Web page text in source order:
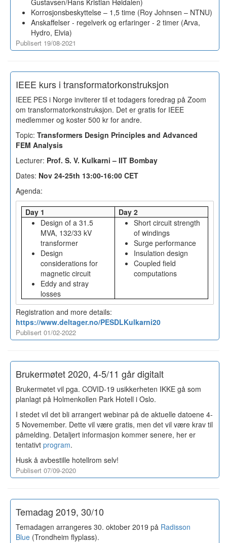
Gustavsen/Hans Kristian Høidalen)
Korrosjonsbeskyttelse – 1,5 time (Roy Johnsen – NTNU)
Anskaffelser - regelverk og erfaringer - 2 timer (Arva,
Hydro, Elvia)
Publisert 19/08-2021
IEEE kurs i transformatorkonstruksjon
IEEE PES i Norge inviterer til et todagers foredrag på Zoom
om transformatorkonstruksjon. Det er gratis for IEEE
medlemmer og koster 500 kr for andre.
Topic: Transformers Design Principles and Advanced
FEM Analysis
Lecturer: Prof. S. V. Kulkarni – IIT Bombay
Dates: Nov 24-25th 13:00-16:00 CET
Agenda:
Day 1
Day 2
Design of a 31.5
MVA, 132/33 kV
transformer
Design
considerations for
magnetic circuit
Eddy and stray
losses
Short circuit strength
of windings
Surge performance
Insulation design
Coupled field
computations
Registration and more details:
https://www.deltager.no/PESDLKulkarni20
Publisert 01/02-2022
Brukermøtet 2020, 4-5/11 går digitalt
Brukermøtet vil pga. COVID-19 usikkerheten IKKE gå som
planlagt på Holmenkollen Park Hotell i Oslo.
I stedet vil det bli arrangert webinar på de aktuelle datoene 4-
5 Novemember. Dette vil være gratis, men det vil være krav til
påmelding. Detaljert informasjon kommer senere, her er
tentativt program.
Husk å avbestille hotellrom selv!
Publisert 07/09-2020
Temadag 2019, 30/10
Temadagen arrangeres 30. oktober 2019 på Radisson
Blue (Trondheim flyplass).